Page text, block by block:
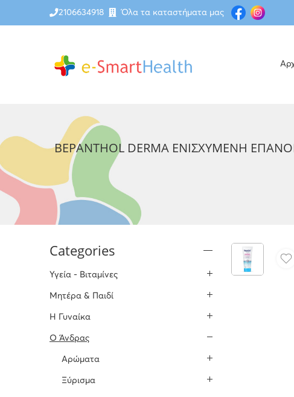
2106634918 Όλα τα καταστήματα μας
BEPANTHOL DERMA ΕΝΙΣΧΥΜΕΝΗ
Categories
Υγεία - Βιταμίνες
Μητέρα & Παιδί
H Γυναίκα
O Άνδρας
Αρώματα
Ξύρισμα